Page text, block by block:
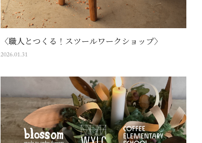
〈職人とつくる！スツールワークショップ〉
2026.01.31